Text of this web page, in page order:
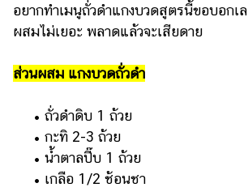
อยากทำเมนูถั่วดำแกงบวดสูตรนี้ขอบอกเล
ผสมไม่เยอะ พลาดแล้วจะเสียดาย
ส่วนผสม แกงบวดถั่วดำ
• ถั่วดำดิบ 1 ถ้วย
• กะทิ 2-3 ถ้วย
• น้ำตาลปี๊บ 1 ถ้วย
• เกลือ 1/2 ช้อนชา